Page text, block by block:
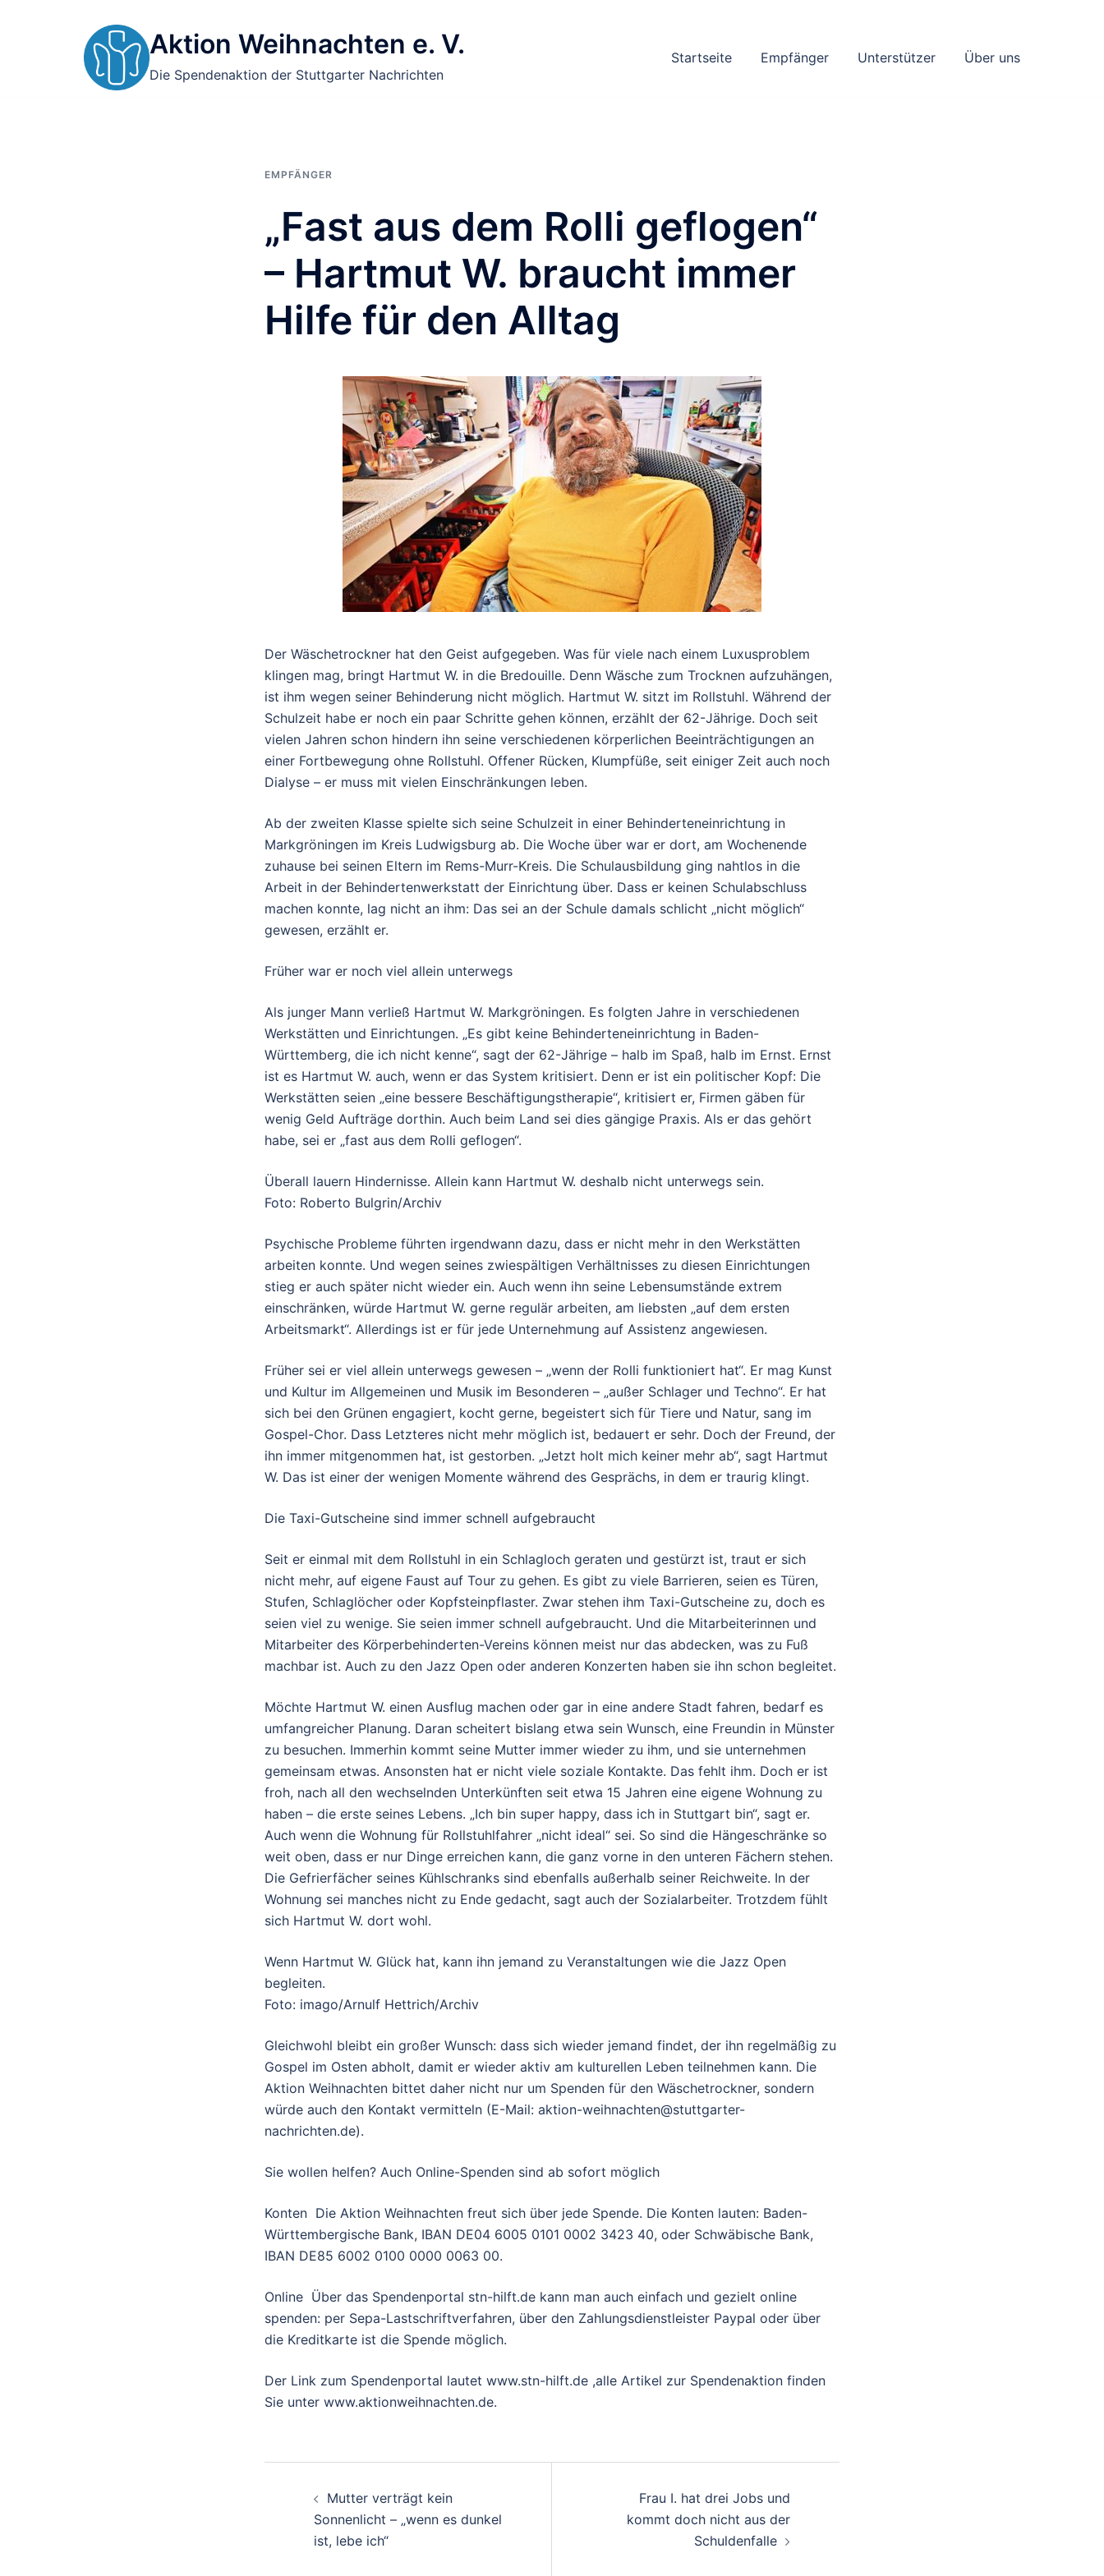
Aktion Weihnachten e. V.
Die Spendenaktion der Stuttgarter Nachrichten
Startseite Empfänger Unterstützer Über uns
EMPFÄNGER
„Fast aus dem Rolli geflogen“
– Hartmut W. braucht immer
Hilfe für den Alltag
Der Wäschetrockner hat den Geist aufgegeben. Was für viele nach einem Luxusproblem
klingen mag, bringt Hartmut W. in die Bredouille. Denn Wäsche zum Trocknen aufzuhängen,
ist ihm wegen seiner Behinderung nicht möglich. Hartmut W. sitzt im Rollstuhl. Während der
Schulzeit habe er noch ein paar Schritte gehen können, erzählt der 62-Jährige. Doch seit
vielen Jahren schon hindern ihn seine verschiedenen körperlichen Beeinträchtigungen an
einer Fortbewegung ohne Rollstuhl. Offener Rücken, Klumpfüße, seit einiger Zeit auch noch
Dialyse – er muss mit vielen Einschränkungen leben.
Ab der zweiten Klasse spielte sich seine Schulzeit in einer Behinderteneinrichtung in
Markgröningen im Kreis Ludwigsburg ab. Die Woche über war er dort, am Wochenende
zuhause bei seinen Eltern im Rems-Murr-Kreis. Die Schulausbildung ging nahtlos in die
Arbeit in der Behindertenwerkstatt der Einrichtung über. Dass er keinen Schulabschluss
machen konnte, lag nicht an ihm: Das sei an der Schule damals schlicht „nicht möglich“
gewesen, erzählt er.
Früher war er noch viel allein unterwegs
Als junger Mann verließ Hartmut W. Markgröningen. Es folgten Jahre in verschiedenen
Werkstätten und Einrichtungen. „Es gibt keine Behinderteneinrichtung in Baden-
Württemberg, die ich nicht kenne“, sagt der 62-Jährige – halb im Spaß, halb im Ernst. Ernst
ist es Hartmut W. auch, wenn er das System kritisiert. Denn er ist ein politischer Kopf: Die
Werkstätten seien „eine bessere Beschäftigungstherapie“, kritisiert er, Firmen gäben für
wenig Geld Aufträge dorthin. Auch beim Land sei dies gängige Praxis. Als er das gehört
habe, sei er „fast aus dem Rolli geflogen“.
Überall lauern Hindernisse. Allein kann Hartmut W. deshalb nicht unterwegs sein.
Foto: Roberto Bulgrin/Archiv
Psychische Probleme führten irgendwann dazu, dass er nicht mehr in den Werkstätten
arbeiten konnte. Und wegen seines zwiespältigen Verhältnisses zu diesen Einrichtungen
stieg er auch später nicht wieder ein. Auch wenn ihn seine Lebensumstände extrem
einschränken, würde Hartmut W. gerne regulär arbeiten, am liebsten „auf dem ersten
Arbeitsmarkt“. Allerdings ist er für jede Unternehmung auf Assistenz angewiesen.
Früher sei er viel allein unterwegs gewesen – „wenn der Rolli funktioniert hat“. Er mag Kunst
und Kultur im Allgemeinen und Musik im Besonderen – „außer Schlager und Techno“. Er hat
sich bei den Grünen engagiert, kocht gerne, begeistert sich für Tiere und Natur, sang im
Gospel-Chor. Dass Letzteres nicht mehr möglich ist, bedauert er sehr. Doch der Freund, der
ihn immer mitgenommen hat, ist gestorben. „Jetzt holt mich keiner mehr ab“, sagt Hartmut
W. Das ist einer der wenigen Momente während des Gesprächs, in dem er traurig klingt.
Die Taxi-Gutscheine sind immer schnell aufgebraucht
Seit er einmal mit dem Rollstuhl in ein Schlagloch geraten und gestürzt ist, traut er sich
nicht mehr, auf eigene Faust auf Tour zu gehen. Es gibt zu viele Barrieren, seien es Türen,
Stufen, Schlaglöcher oder Kopfsteinpflaster. Zwar stehen ihm Taxi-Gutscheine zu, doch es
seien viel zu wenige. Sie seien immer schnell aufgebraucht. Und die Mitarbeiterinnen und
Mitarbeiter des Körperbehinderten-Vereins können meist nur das abdecken, was zu Fuß
machbar ist. Auch zu den Jazz Open oder anderen Konzerten haben sie ihn schon begleitet.
Möchte Hartmut W. einen Ausflug machen oder gar in eine andere Stadt fahren, bedarf es
umfangreicher Planung. Daran scheitert bislang etwa sein Wunsch, eine Freundin in Münster
zu besuchen. Immerhin kommt seine Mutter immer wieder zu ihm, und sie unternehmen
gemeinsam etwas. Ansonsten hat er nicht viele soziale Kontakte. Das fehlt ihm. Doch er ist
froh, nach all den wechselnden Unterkünften seit etwa 15 Jahren eine eigene Wohnung zu
haben – die erste seines Lebens. „Ich bin super happy, dass ich in Stuttgart bin“, sagt er.
Auch wenn die Wohnung für Rollstuhlfahrer „nicht ideal“ sei. So sind die Hängeschränke so
weit oben, dass er nur Dinge erreichen kann, die ganz vorne in den unteren Fächern stehen.
Die Gefrierfächer seines Kühlschranks sind ebenfalls außerhalb seiner Reichweite. In der
Wohnung sei manches nicht zu Ende gedacht, sagt auch der Sozialarbeiter. Trotzdem fühlt
sich Hartmut W. dort wohl.
Wenn Hartmut W. Glück hat, kann ihn jemand zu Veranstaltungen wie die Jazz Open
begleiten.
Foto: imago/Arnulf Hettrich/Archiv
Gleichwohl bleibt ein großer Wunsch: dass sich wieder jemand findet, der ihn regelmäßig zu
Gospel im Osten abholt, damit er wieder aktiv am kulturellen Leben teilnehmen kann. Die
Aktion Weihnachten bittet daher nicht nur um Spenden für den Wäschetrockner, sondern
würde auch den Kontakt vermitteln (E-Mail: aktion-weihnachten@stuttgarter-
nachrichten.de).
Sie wollen helfen? Auch Online-Spenden sind ab sofort möglich
Konten Die Aktion Weihnachten freut sich über jede Spende. Die Konten lauten: Baden-
Württembergische Bank, IBAN DE04 6005 0101 0002 3423 40, oder Schwäbische Bank,
IBAN DE85 6002 0100 0000 0063 00.
Online Über das Spendenportal stn-hilft.de kann man auch einfach und gezielt online
spenden: per Sepa-Lastschriftverfahren, über den Zahlungsdienstleister Paypal oder über
die Kreditkarte ist die Spende möglich.
Der Link zum Spendenportal lautet www.stn-hilft.de ,alle Artikel zur Spendenaktion finden
Sie unter www.aktionweihnachten.de.
Mutter verträgt kein
Sonnenlicht – „wenn es dunkel
ist, lebe ich“
Frau I. hat drei Jobs und
kommt doch nicht aus der
Schuldenfalle